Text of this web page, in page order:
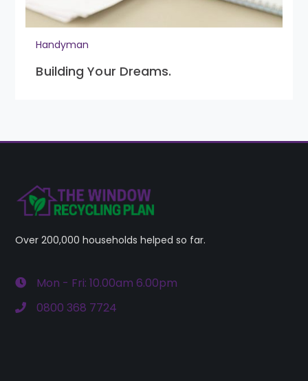
Handyman
Building Your Dreams.
Over 200,000 households helped so far.
Mon - Fri: 10.00am 6.00pm
0800 368 7724